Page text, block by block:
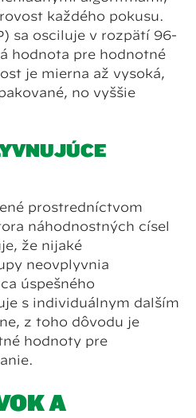
každého pokusu.
sa osciluje v rozpätí 96-
hodnota pre hodnotné
je mierna až vysoká,
no vyššie
prostredníctvom
náhodnostných čísel
že nijaké
neovplyvnia
úspešného
s individuálnym ďalším
z toho dôvodu je
hodnoty pre
A